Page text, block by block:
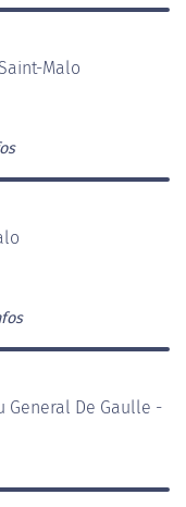
Malo
General De Gaulle -